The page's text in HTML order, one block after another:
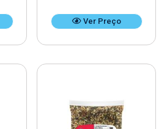
Ver Preço